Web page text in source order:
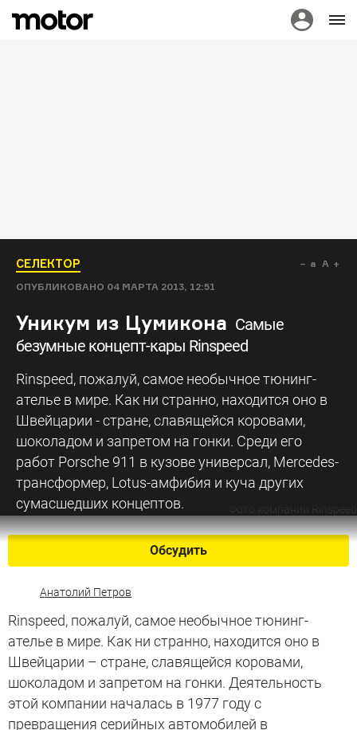
СЕЛЕКТОР
ОПУБЛИКОВАНО 04 МАРТА 2013, 12:51
a A
Уникум из Цумикона Самые
безумные концепт-кары Rinspeed
Rinspeed, пожалуй, самое необычное тюнинг-
ателье в мире. Как ни странно, находится оно в
Швейцарии - стране, славящейся коровами,
шоколадом и запретом на гонки. Среди его
работ Porsche 911 в кузове универсал, Mercedes-
трансформер, Lotus-амфибия и куча других
сумасшедших концептов.
Фото компании Rinspeed
Обсудить
Анатолий Петров
Rinspeed, пожалуй, самое необычное тюнинг-
ателье в мире. Как ни странно, находится оно в
Швейцарии – стране, славящейся коровами,
шоколадом и запретом на гонки. Деятельность
этой компании началась в 1977 году с
превращения серийных автомобилей в